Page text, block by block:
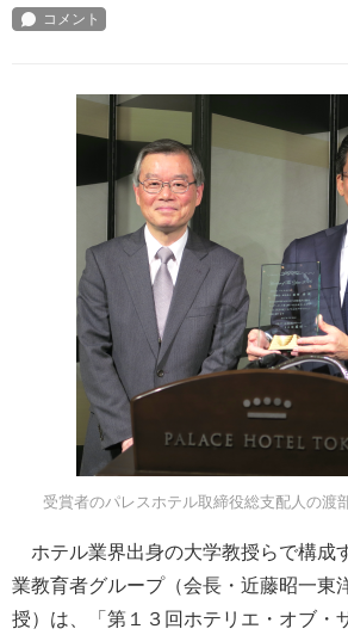
受賞者のパレスホテル取締役総支配人の渡
ホテル業界出身の大学教授らで構成
業教育者グループ（会長・近藤昭一東
授）は、「第１３回ホテリエ・オブ・